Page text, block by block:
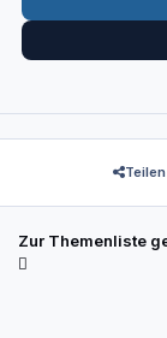
Teilen
Zur Themenliste